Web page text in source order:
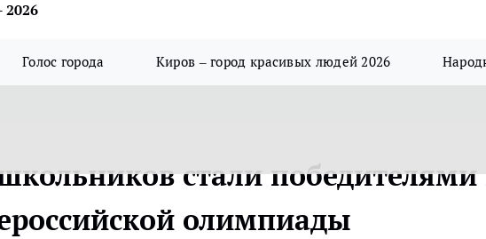
Голос города Киров – город красивых людей 2026
стали победителями
олимпиады